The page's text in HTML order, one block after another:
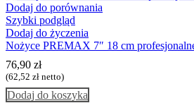
Dodaj do porównania
Szybki podgląd
Dodaj do życzenia
Nożyce PREMAX 7″ 18 cm
76,90 zł
(62,52 zł netto)
Dodaj do koszyka